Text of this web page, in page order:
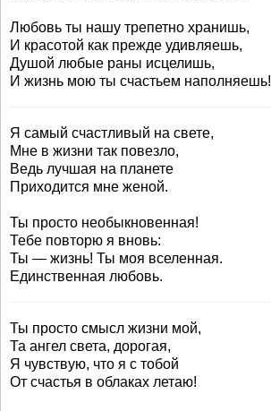
Любовь ты нашу трепетно хранишь,
И красотой как прежде удивляешь,
Душой любые раны исцелишь,
И жизнь мою ты счастьем наполняешь!
Я самый счастливый на свете,
Мне в жизни так повезло,
Ведь лучшая на планете
Приходится мне женой.
Ты просто необыкновенная!
Тебе повторю я вновь:
Ты — жизнь! Ты моя вселенная.
Единственная любовь.
Ты просто смысл жизни мой,
Та ангел света, дорогая,
Я чувствую, что я с тобой
От счастья в облаках летаю!